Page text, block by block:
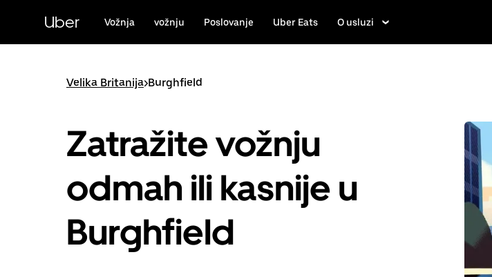
sadržaj
Uber Vožnja vožnju Poslovanje Uber Eats O usluzi
Velika Britanija>Burghfield
Zatražite vožnju
odmah ili kasnije u
Burghfield